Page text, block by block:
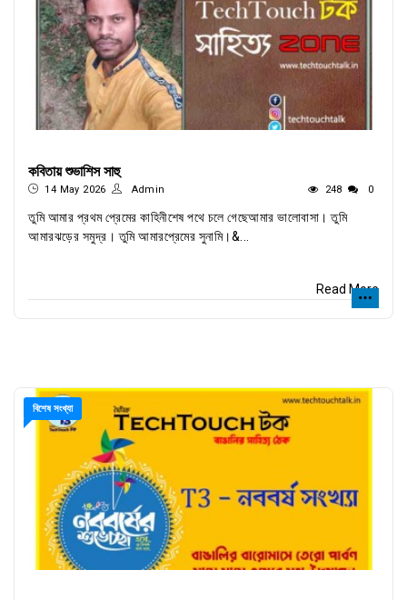
কবিতায় শুভাশিস সাহু
14 May 2026 Admin 248 0
তুমি আমার প্রথম প্রেমের কাহিনীশেষ পথে চলে গেছেআমার ভালোবাসা। তুমি
আমারঝড়ের সমুদ্র। তুমি আমারপ্রেমের সুনামি।&...
Read More
বিশেষ সংখ্যা